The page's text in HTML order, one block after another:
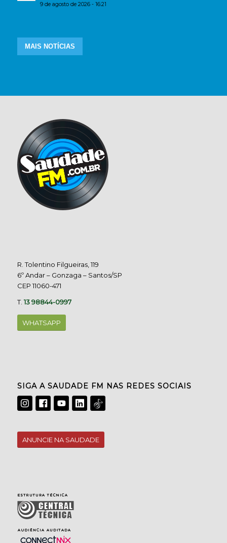
9 de agosto de 2026 - 16:21
MAIS NOTÍCIAS
R. Tolentino Filgueiras, 119
6º Andar – Gonzaga – Santos/SP
CEP 11060-471
T.13 98844-0997
WHATSAPP
SIGA A SAUDADE FM NAS REDES SOCIAIS
ANUNCIE NA SAUDADE